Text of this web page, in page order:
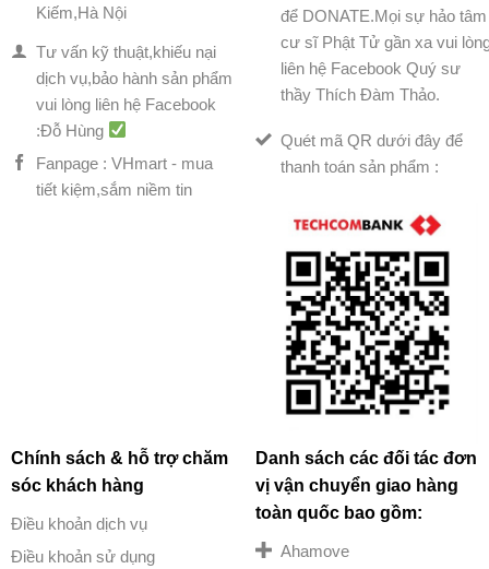
Kiếm,Hà Nội
Tư vấn kỹ thuật,khiếu nại
dịch vụ,bảo hành sản phẩm
vui lòng liên hệ Facebook
:Đỗ Hùng
Fanpage : VHmart - mua
tiết kiệm,sắm niềm tin
để DONATE.Mọi sự hảo tâm
cư sĩ Phật Tử gần xa vui
liên hệ Facebook Quý sư
thầy Thích Đàm Thảo.
Quét mã QR dưới đây để
thanh toán sản phẩm :
Chính sách & hỗ trợ chăm
sóc khách hàng
Điều khoản dịch vụ
Điều khoản sử dụng
Danh sách các đối tác đơn
vị vận chuyển giao hàng
toàn quốc bao gồm:
Ahamove